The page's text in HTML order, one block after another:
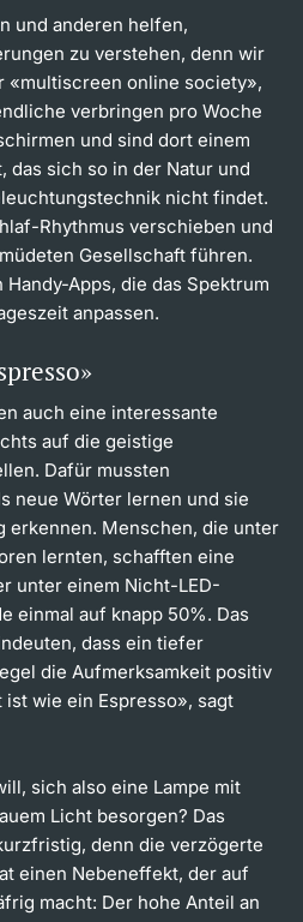
und anderen helfen,
zu verstehen, denn wir
«multiscreen online society»,
verbringen pro Woche
und sind dort einem
das sich so in der Natur und
nicht findet.
Rhythmus verschieben und
Gesellschaft führen.
Apps, die das Spektrum
anpassen.
auch eine interessante
auf die geistige
Dafür mussten
neue Wörter lernen und sie
erkennen. Menschen, die unter
lernten, schafften eine
unter einem Nicht-LED-
einmal auf knapp 50%. Das
dass ein tiefer
die Aufmerksamkeit positiv
wie ein Espresso», sagt
sich also eine Lampe mit
Licht besorgen? Das
denn die verzögerte
einen Nebeneffekt, der auf
macht: Der hohe Anteil an